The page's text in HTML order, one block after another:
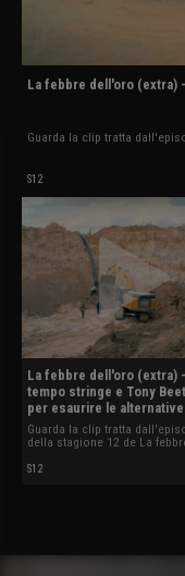
La febbre dell'oro (extra)
Guarda la clip tratta
S12
La febbre dell'oro (extra) -
tempo stringe e Tony
per esaurire le alternative
Guarda la clip tratta
della stagione 12 de La
S12